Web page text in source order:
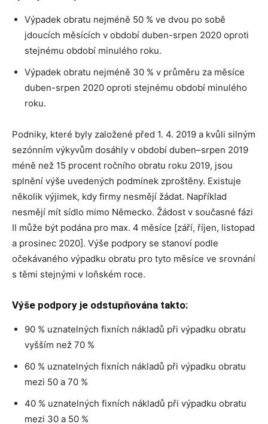
Výpadek obratu nejméně 50 % ve dvou po sobě
jdoucích měsících v období duben-srpen 2020 oproti
stejnému období minulého roku.
Výpadek obratu nejméně 30 % v průměru za měsíce
duben-srpen 2020 oproti stejnému období minulého
roku.
Podniky, které byly založené před 1. 4. 2019 a kvůli silným
sezónním výkyvům dosáhly v období duben–srpen 2019
méně než 15 procent ročního obratu roku 2019, jsou
splnění výše uvedených podmínek zproštěny. Existuje
několik výjimek, kdy firmy nesmějí žádat. Například
nesmějí mít sídlo mimo Německo. Žádost v současné fázi
II může být podána pro max. 4 měsíce [září, říjen, listopad
a prosinec 2020]. Výše podpory se stanoví podle
očekávaného výpadku obratu pro tyto měsíce ve srovnání
s těmi stejnými v loňském roce.
Výše podpory je odstupňována takto:
90 % uznatelných fixních nákladů při výpadku obratu
vyšším než 70 %
60 % uznatelných fixních nákladů při výpadku obratu
mezi 50 a 70 %
40 % uznatelných fixních nákladů při výpadku obratu
mezi 30 a 50 %